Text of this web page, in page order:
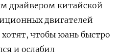
драйвером китайской
двигателей
чтобы юань быстро
и ослабил